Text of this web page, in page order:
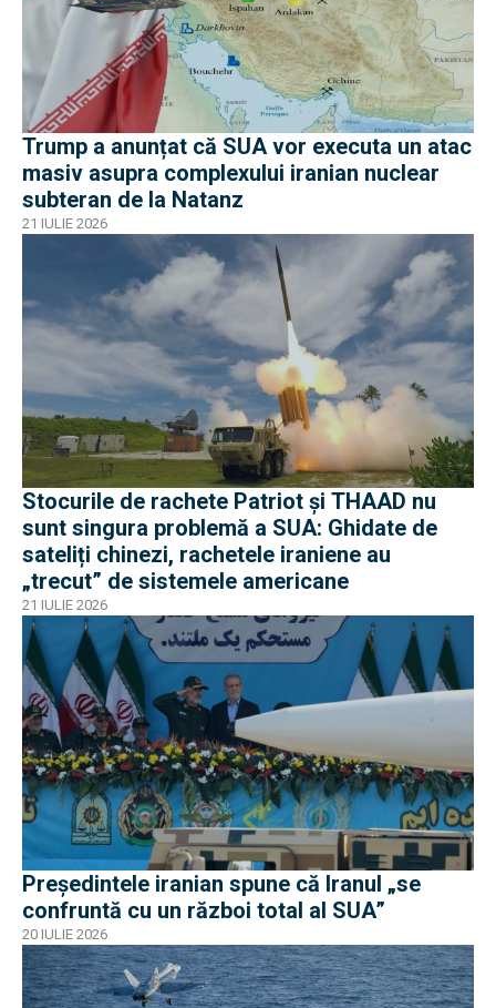
Trump a anunțat că SUA vor executa un atac
masiv asupra complexului iranian nuclear
subteran de la Natanz
21 IULIE 2026
Stocurile de rachete Patriot și THAAD nu
sunt singura problemă a SUA: Ghidate de
sateliți chinezi, rachetele iraniene au
„trecut” de sistemele americane
21 IULIE 2026
Președintele iranian spune că Iranul „se
confruntă cu un război total al SUA”
20 IULIE 2026